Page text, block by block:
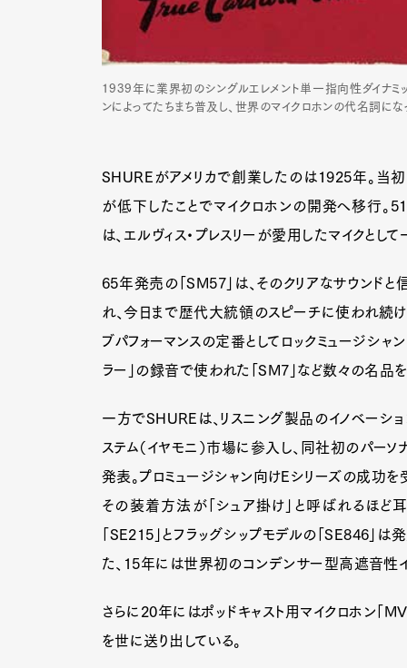
Pen
1939年に業界初のシングルエレメント単一指向性ダイナミ
ンによってたちまち普及し、世界のマイクロホンの代名詞にな
SHUREがアメリカで創業したのは1925年。当
が低下したことでマイクロホンの開発へ移行。
は、エルヴィス・プレスリーが愛用したマイクとし
65年発売の「SM57」は、そのクリアなサウンド
れ、今日まで歴代大統領のスピーチに使われ続け
ブパフォーマンスの定番としてロックミュージシャ
ラー」の録音で使われた「SM7」など数々の名
一方でSHUREは、リスニング製品のイノベーシ
ステム（イヤモニ）市場に参入し、同社初のパーソ
発表。プロミュージシャン向けEシリーズの成功
その装着方法が「シュア掛け」と呼ばれるほど
「SE215」とフラッグシップモデルの「SE846」
た、15年には世界初のコンデンサー型高遮音性
さらに20年にはポッドキャスト用マイクロホン「
を世に送り出している。